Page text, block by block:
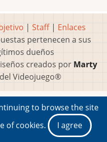
| Staff| Enlaces
pertenecen a sus
dueños
creados por Marty
Videojuego®
to browse the site
of cookies.
I agree